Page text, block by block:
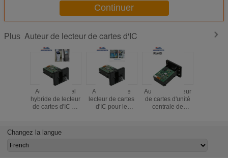
Continuer
Plus Auteur de lecteur de cartes d'IC
Auteur manuel
hybride de lecteur
de cartes d'IC de
Smart Card de
bande
Auteur futé de
lecteur de cartes
d'IC pour le
Auteur de lecteur
de cartes d'unité
centrale de
Changez la langue